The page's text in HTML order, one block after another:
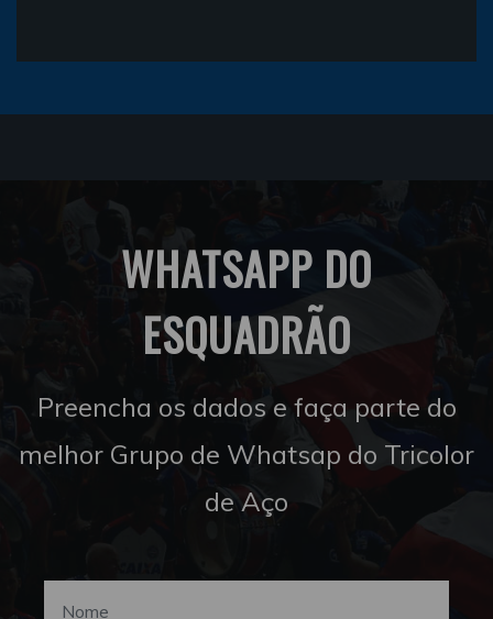
WHATSAPP DO
ESQUADRÃO
Preencha os dados e faça parte do
melhor Grupo de Whatsap do Tricolor
de Aço